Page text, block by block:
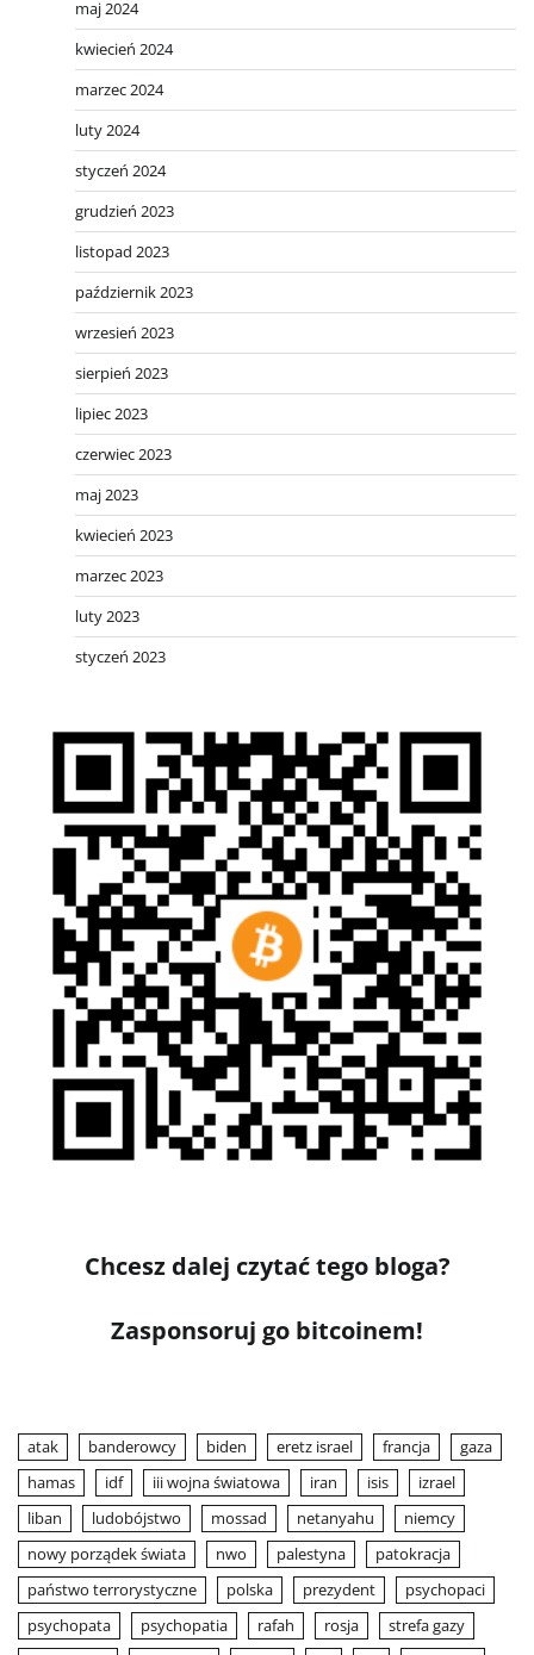
maj 2024
kwiecień 2024
marzec 2024
luty 2024
styczeń 2024
grudzień 2023
listopad 2023
październik 2023
wrzesień 2023
sierpień 2023
lipiec 2023
czerwiec 2023
maj 2023
kwiecień 2023
marzec 2023
luty 2023
styczeń 2023
Chcesz dalej czytać tego bloga?
Zasponsoruj go bitcoinem!
atak banderowcy biden eretz israel francja
gaza
hamas
idf iii wojna światowa iran isis
izrael
liban
ludobójstwo mossad netanyahu
niemcy
nowy porządek świata
nwo palestyna
patokracja
państwo terrorystyczne
polska prezydent
psychopaci
psychopata
psychopatia rafah rosja
strefa gazy